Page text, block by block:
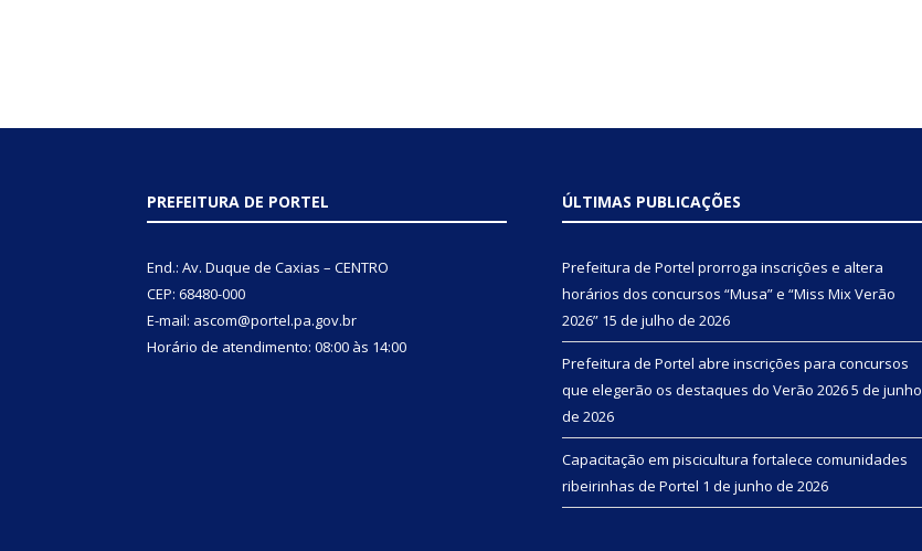
PREFEITURA DE PORTEL
End.: Av. Duque de Caxias – CENTRO
CEP: 68480-000
E-mail: ascom@portel.pa.gov.br
Horário de atendimento: 08:00 às 14:00
ÚLTIMAS PUBLICAÇÕES
Prefeitura de Portel prorroga inscrições e altera
horários dos concursos “Musa” e “Miss Mix Verão
2026” 15 de julho de 2026
Prefeitura de Portel abre inscrições para concursos
que elegerão os destaques do Verão 20265 de junho
de 2026
Capacitação em piscicultura fortalece comunidades
ribeirinhas de Portel 1 de junho de 2026